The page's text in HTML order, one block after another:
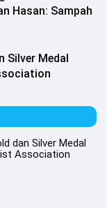
Hasan: Sampah
Silver Medal
dan Silver Medal
Association